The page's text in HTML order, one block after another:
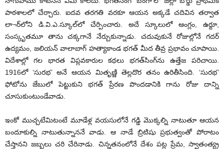
పాఠశాలలో చేర్చారు. ఐదవ తరగతి వరకూ ఆయన అక్కడే చదివిన తర్వాత
లా¬ర్‌లోని డి.వి.ఎ.స్కూల్‌లో చేర్పించారు. అదే స్కూలులో ఆంగ్లం, ఉర్దూ,
సంస్కృతమూ తాను చక్కగానే నేర్చుకున్నాడు. చదువుకునే రోజుల్లోనే గదర్‌
ఉద్యమం, జలియన్‌ వాలాబాగ్‌ హత్యాకాండ భగత్‌ మీద తీవ్ర ప్రభావం చూపాయి.
విదేశాల్లో గల భారత విప్లవకారుల కథలు భగత్‌సింగ్‌ను ఉత్తేజ పరిచాయి.
1916లో ‘సురభ’ అనే ఆయన మితృణ్ణి తెల్లదొర తనం ఉరితీసింది. ‘సురభ’
ఫోటోను జేబులో పెట్టుకుని భగత్‌ ప్రేరణ పొందడానికి గాను రోజు దాన్ని
చూసుకుంటుండేవాడు.
ఇంకో ముచ్చటేమిటంటే మూడేళ్ల వయసులోనే గడ్డి మొక్కల్ని నాటుతూ ఆయన
బందూకుల్ని నాటుతున్నాననే వాడు. ఆ నాడే బ్రిటిషు ప్రభుత్వంతో పోరాటం
చేస్తానని జబ్బలు చరి చేరినాడు. చిన్నతనంలోనే దేశం పట్ల ప్రేమ, స్వాతంత్య్ర